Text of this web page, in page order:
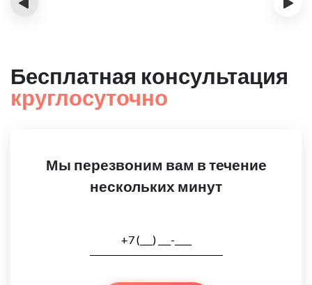
Бесплатная консультация
круглосуточно
Мы перезвоним вам в течение
нескольких минут